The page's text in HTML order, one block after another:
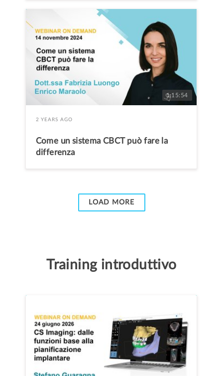
1:15:54
2 YEARS AGO
Come un sistema CBCT può fare la
differenza
LOAD MORE
Training introduttivo